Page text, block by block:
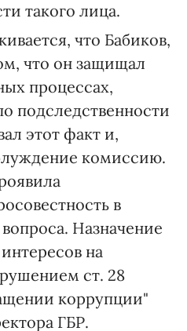
такого лица.
что Бабиков,
что он защищал
процессах,
подследственности
этот факт и,
комиссию.
в
Назначение
на
ст. 28
коррупции"
ГБР.